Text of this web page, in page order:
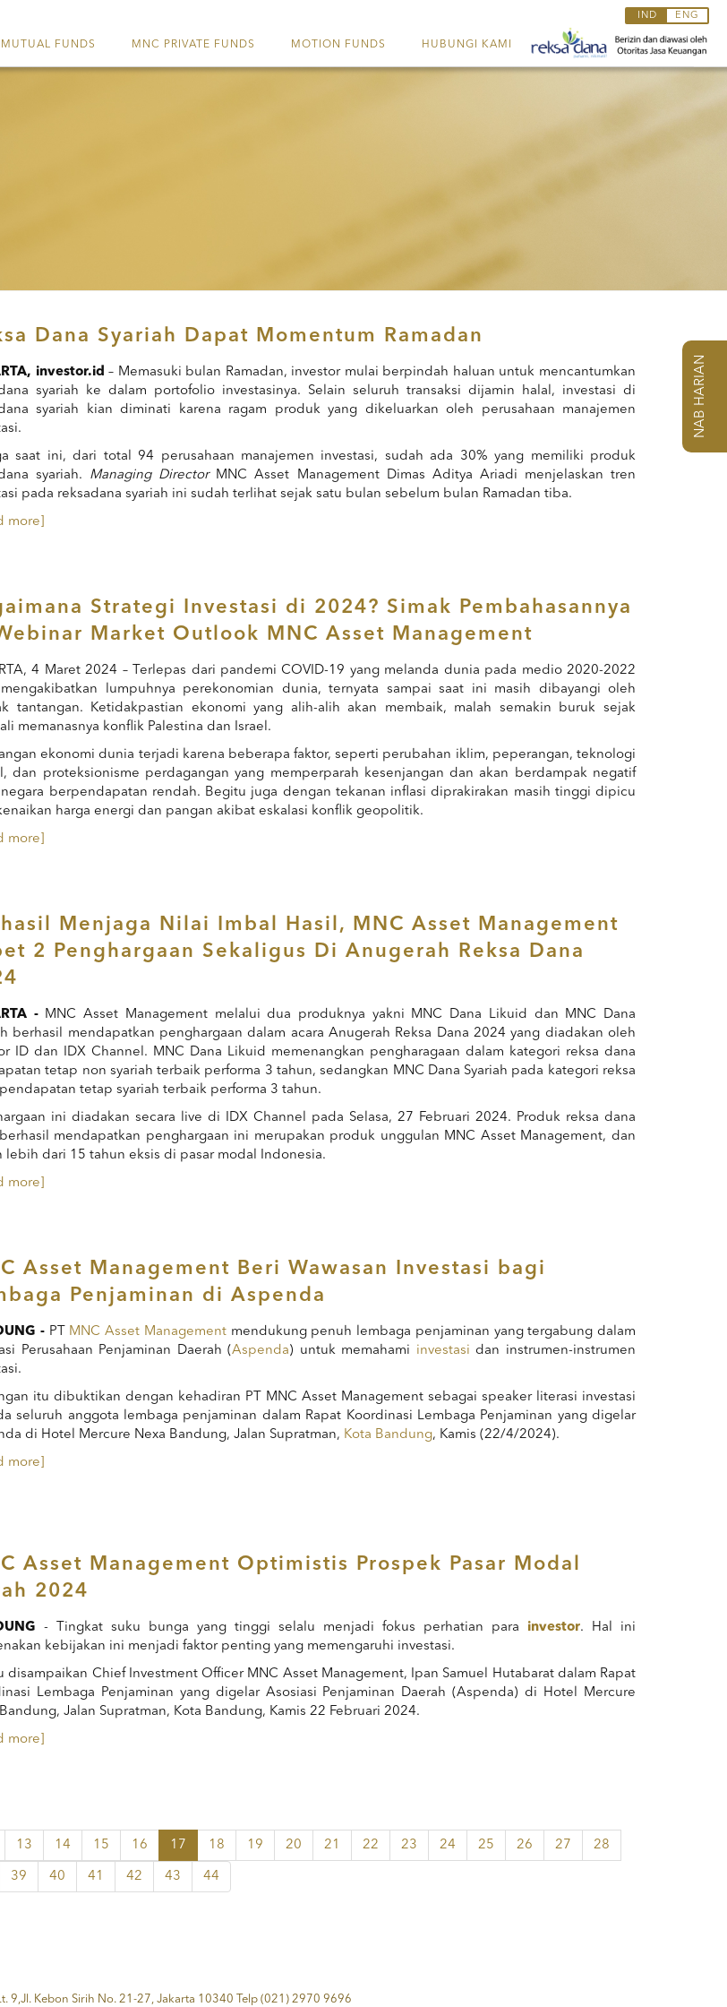
IND ENG
FUNDS MNC PRIVATE FUNDS MOTION FUNDS HUBUNGI KAMI
NAB HARIAN
Dana Syariah Dapat Momentum Ramadan
investor.id– Memasuki bulan Ramadan, investor mulai berpindah haluan untuk mencantumkan
syariah ke dalam portofolio investasinya. Selain seluruh transaksi dijamin halal, investasi di
syariah kian diminati karena ragam produk yang dikeluarkan oleh perusahaan manajemen
saat ini, dari total 94 perusahaan manajemen investasi, sudah ada 30% yang memiliki produk
syariah. Managing Director MNC Asset Management Dimas Aditya Ariadi menjelaskan tren
pada reksadana syariah ini sudah terlihat sejak satu bulan sebelum bulan Ramadan tiba.
more]
Strategi Investasi di 2024? Simak Pembahasannya
Market Outlook MNC Asset Management
4 Maret 2024 – Terlepas dari pandemi COVID-19 yang melanda dunia pada medio 2020-2022
lumpuhnya perekonomian dunia, ternyata sampai saat ini masih dibayangi oleh
tantangan. Ketidakpastian ekonomi yang alih-alih akan membaik, malah semakin buruk sejak
memanasnya konflik Palestina dan Israel.
ekonomi dunia terjadi karena beberapa faktor, seperti perubahan iklim, peperangan, teknologi
dan proteksionisme perdagangan yang memperparah kesenjangan dan akan berdampak negatif
berpendapatan rendah. Begitu juga dengan tekanan inflasi diprakirakan masih tinggi dipicu
harga energi dan pangan akibat eskalasi konflik geopolitik.
more]
Menjaga Nilai Imbal Hasil, MNC Asset Management
2 Penghargaan Sekaligus Di Anugerah Reksa Dana
-MNC Asset Management melalui dua produknya yakni MNC Dana Likuid dan MNC Dana
berhasil mendapatkan penghargaan dalam acara Anugerah Reksa Dana 2024 yang diadakan oleh
ID dan IDX Channel. MNC Dana Likuid memenangkan pengharagaan dalam kategori reksa dana
tetap non syariah terbaik performa 3 tahun, sedangkan MNC Dana Syariah pada kategori reksa
tetap syariah terbaik performa 3 tahun.
ini diadakan secara live di IDX Channel pada Selasa, 27 Februari 2024. Produk reksa dana
mendapatkan penghargaan ini merupakan produk unggulan MNC Asset Management, dan
lebih dari 15 tahun eksis di pasar modal Indonesia.
more]
Asset Management Beri Wawasan Investasi bagi
Penjaminan di Aspenda
-PT MNC Asset Managementmendukung penuh lembaga penjaminan yang tergabung dalam
Perusahaan Penjaminan Daerah (Aspenda) untuk memahami investasi dan instrumen-instrumen
itu dibuktikan dengan kehadiran PT MNC Asset Management sebagai speaker literasi investasi
seluruh anggota lembaga penjaminan dalam Rapat Koordinasi Lembaga Penjaminan yang digelar
di Hotel Mercure Nexa Bandung, Jalan Supratman, Kota Bandung, Kamis (22/4/2024).
more]
Asset Management Optimistis Prospek Pasar Modal
2024
- Tingkat suku bunga yang tinggi selalu menjadi fokus perhatian para investor. Hal ini
kebijakan ini menjadi faktor penting yang memengaruhi investasi.
disampaikan Chief Investment Officer MNC Asset Management, Ipan Samuel Hutabarat dalam Rapat
Lembaga Penjaminan yang digelar Asosiasi Penjaminan Daerah (Aspenda) di Hotel Mercure
Jalan Supratman, Kota Bandung, Kamis 22 Februari 2024.
more]
13 14 15 16 17 18 19 20 21 22 23 24 25 26 27 28
39 40 41 42 43 44
9,Jl. Kebon Sirih No. 21-27, Jakarta 10340 Telp (021) 2970 9696